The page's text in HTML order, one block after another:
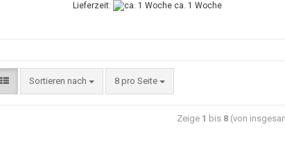
Lieferzeit: ca. 1 Woche
Sortieren nach 8 pro Seite
Zeige 1 bis 8(von